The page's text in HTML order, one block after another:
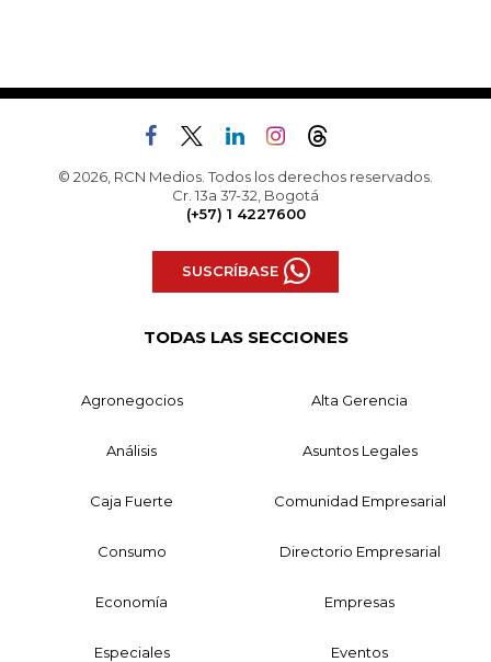
© 2026, RCN Medios. Todos los derechos reservados.
Cr. 13a 37-32, Bogotá
(+57) 1 4227600
SUSCRÍBASE
TODAS LAS SECCIONES
Agronegocios Alta Gerencia
Análisis Asuntos Legales
Caja Fuerte Comunidad Empresarial
Consumo Directorio Empresarial
Economía Empresas
Especiales Eventos